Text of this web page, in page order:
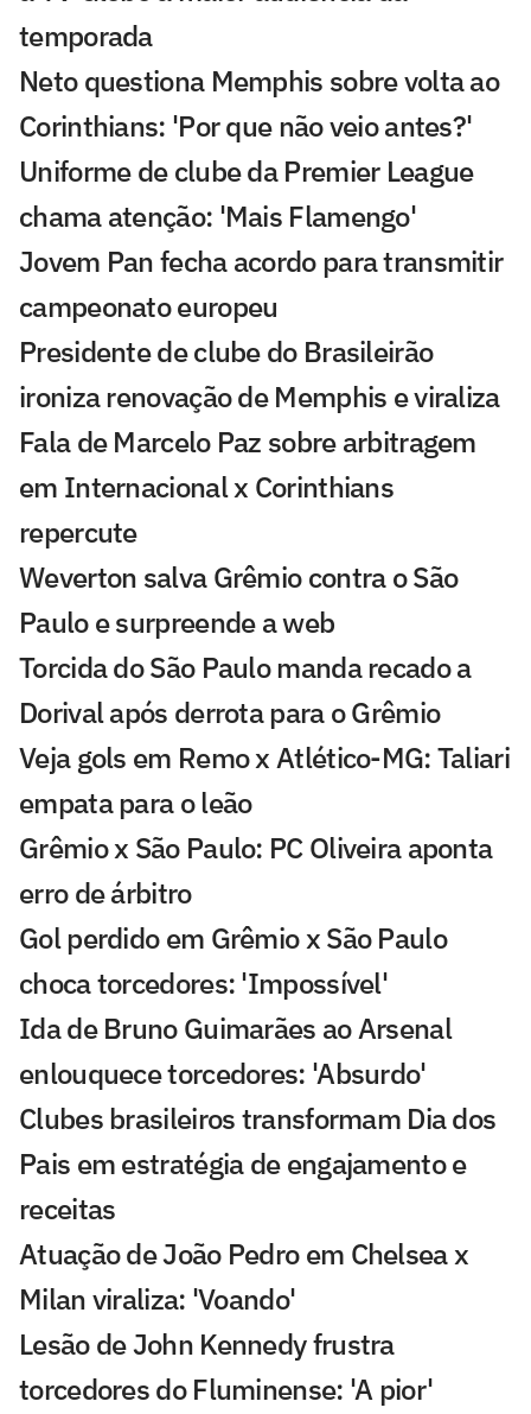
temporada
Neto questiona Memphis sobre volta ao
Corinthians: 'Por que não veio antes?'
Uniforme de clube da Premier League
chama atenção: 'Mais Flamengo'
Jovem Pan fecha acordo para transmitir
campeonato europeu
Presidente de clube do Brasileirão
ironiza renovação de Memphis e viraliza
Fala de Marcelo Paz sobre arbitragem
em Internacional x Corinthians
repercute
Weverton salva Grêmio contra o São
Paulo e surpreende a web
Torcida do São Paulo manda recado a
Dorival após derrota para o Grêmio
Veja gols em Remo x Atlético-MG: Taliari
empata para o leão
Grêmio x São Paulo: PC Oliveira aponta
erro de árbitro
Gol perdido em Grêmio x São Paulo
choca torcedores: 'Impossível'
Ida de Bruno Guimarães ao Arsenal
enlouquece torcedores: 'Absurdo'
Clubes brasileiros transformam Dia dos
Pais em estratégia de engajamento e
receitas
Atuação de João Pedro em Chelsea x
Milan viraliza: 'Voando'
Lesão de John Kennedy frustra
torcedores do Fluminense: 'A pior'